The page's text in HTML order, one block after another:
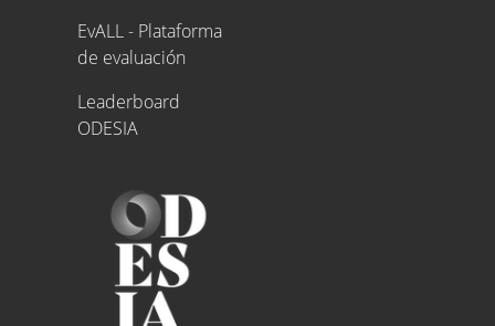
EvALL - Plataforma
de evaluación
Leaderboard
ODESIA